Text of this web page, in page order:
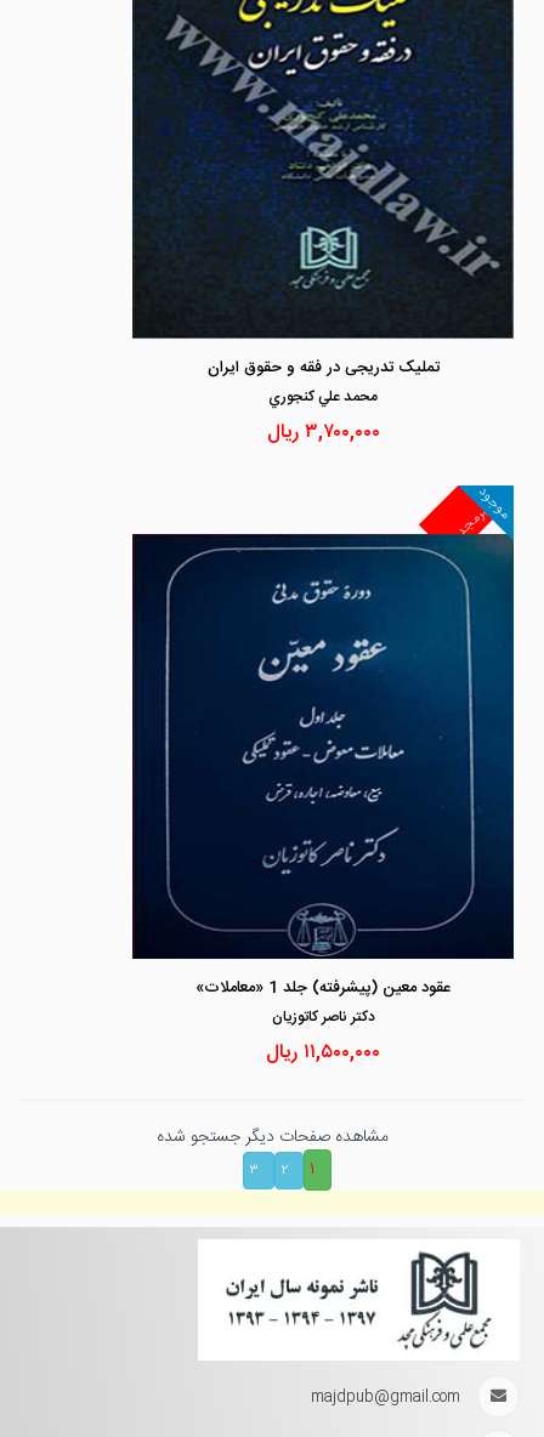
تملیک تدریجی در فقه و حقوق ایران
محمد علي كنجوري
۳,۷۰۰,۰۰۰ریال
غیرمجد
موجود
عقود معین (پیشرفته) جلد 1 «معاملات»
دكتر ناصر كاتوزيان
۱۱,۵۰۰,۰۰۰ ریال
مشاهده صفحات دیگر جستجو شده
۱
۲ ۳
majdpub@gmail.com